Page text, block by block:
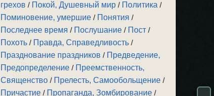
грехов / Покой, Душевный мир / Политика /
Поминовение, умершие / Понятия /
Последнее время / Послушание / Пост /
Похоть / Правда, Справедливость /
Празднование праздников / Предведение,
Предопределение / Преемственность,
Священство / Прелесть, Самообольщение /
Причастие / Пропаганда, Зомбирование /